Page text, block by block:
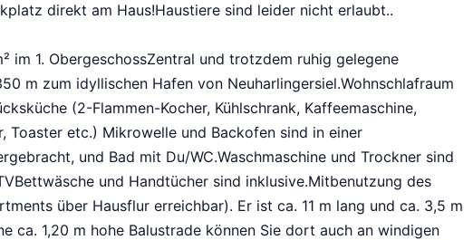
direkt am Haus!Haustiere sind leider nicht erlaubt..
im 1. ObergeschossZentral und trotzdem ruhig gelegene
m zum idyllischen Hafen von Neuharlingersiel.Wohnschlafraum
(2-Flammen-Kocher, Kühlschrank, Kaffeemaschine,
Toaster etc.) Mikrowelle und Backofen sind in einer
und Bad mit Du/WC.Waschmaschine und Trockner sind
und Handtücher sind inklusive.Mitbenutzung des
über Hausflur erreichbar). Er ist ca. 11 m lang und ca. 3,5 m
ca. 1,20 m hohe Balustrade können Sie dort auch an windigen